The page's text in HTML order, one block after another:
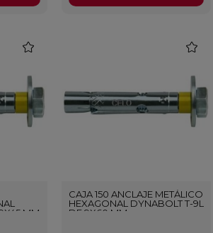
MM
CAJA 150 ANCLAJE METÁLICO
HEXAGONAL DYNABOLT T-9L
DE 9X60 MM